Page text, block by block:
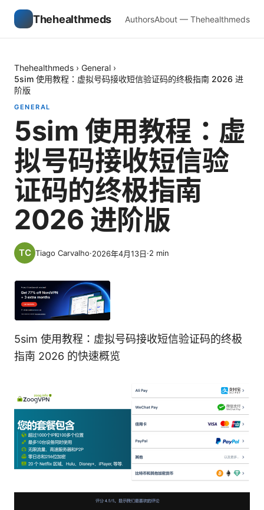
Thehealthmeds AuthorsAbout — Thehealthmeds
Thehealthmeds › General ›
5sim 使用教程：虚拟号码接收短信验证码的终极指南 2026 进
阶版
GENERAL
5sim 使用教程：虚
拟号码接收短信验
证码的终极指南
2026 进阶版
Tiago Carvalho·2026年4月13日·2 min
5sim 使用教程：虚拟号码接收短信验证码的终极
指南 2026 的快速概览